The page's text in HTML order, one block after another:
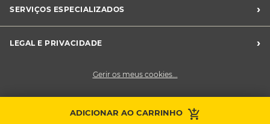
ADICIONAR AO CARRINHO
SERVIÇOS ESPECIALIZADOS
›
LEGAL E PRIVACIDADE
›
Cookies
Gerir os meus cookies...
Faça uma marcação
Contacte a sua
oficina